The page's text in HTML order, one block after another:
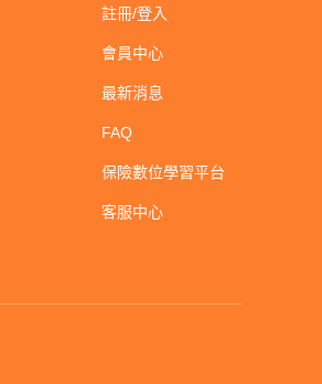
註冊/登入
會員中心
最新消息
FAQ
保險數位學習平台
客服中心